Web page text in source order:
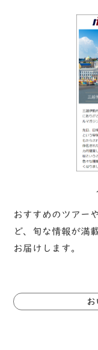
おすすめのツアー
ど、旬な情報が満
お届けします。
お